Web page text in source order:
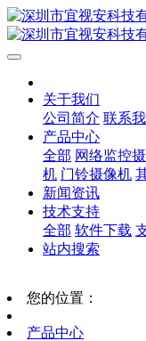
关于我们
公司简介 联系
产品中心
全部 网络监控
机 门铃摄像机
新闻资讯
技术支持
全部 软件下载
站内搜索
您的位置：
产品中心